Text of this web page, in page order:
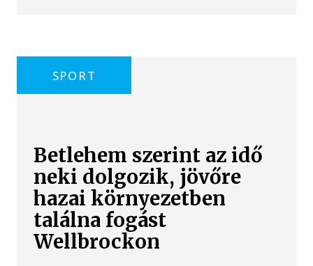
SPORT
Betlehem szerint az idő
neki dolgozik, jövőre
hazai környezetben
találna fogást
Wellbrockon